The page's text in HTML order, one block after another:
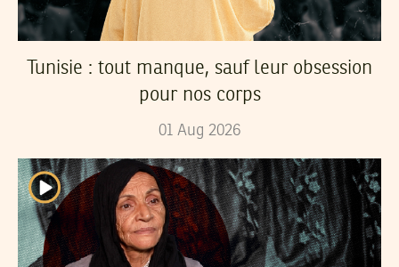
Tunisie : tout manque, sauf leur obsession
pour nos corps
01 Aug 2026